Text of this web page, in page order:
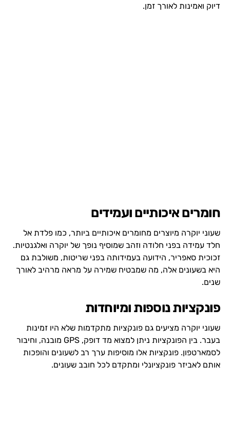
דיוק ואמינות לאורך זמן.
חומרים איכותיים ועמידים
שעוני יוקרה מיוצרים מחומרים איכותיים ביותר, כמו פלדת אל
חלד עמידה בפני חלודה וזהב שמוסיף נופך של יוקרה ואלגנטיות.
זכוכית סאפריר, הידועה בעמידותה בפני שריטות, משולבת גם
היא בשעונים אלה, מה שמבטיח שמירה על מראה מרהיב לאורך
שנים.
פונקציות נוספות ומיוחדות
שעוני יוקרה מציעים גם פונקציות מתקדמות שלא היו זמינות
בעבר. בין הפונקציות ניתן למצוא מד דופק, GPS מובנה, וחיבור
לסמארטפון. פונקציות אלו מוסיפות ערך רב לשעונים והופכות
אותם לאביזר פונקציונלי ומתקדם לכל חובב שעונים.